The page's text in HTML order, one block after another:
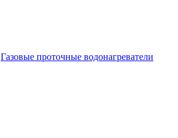
Газовые проточные водонагреватели